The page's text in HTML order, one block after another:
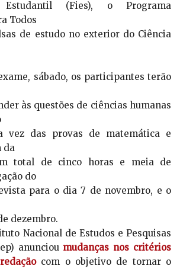
Estudantil (Fies), o Programa
Todos
de estudo no exterior do Ciência
sábado, os participantes terão
às questões de ciências humanas
vez das provas de matemática e
da
total de cinco horas e meia de
do
para o dia 7 de novembro, e o
dezembro.
Nacional de Estudos e Pesquisas
anunciou mudanças nos critérios
com o objetivo de tornar o